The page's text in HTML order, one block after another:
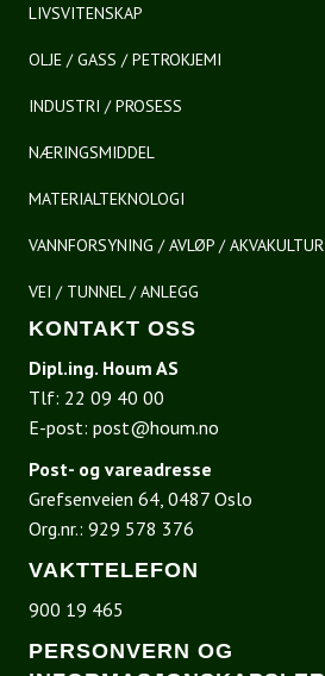
LIVSVITENSKAP
OLJE / GASS / PETROKJEMI
INDUSTRI / PROSESS
NÆRINGSMIDDEL
MATERIALTEKNOLOGI
VANNFORSYNING / AVLØP / AKVAKULTUR
VEI / TUNNEL / ANLEGG
KONTAKT OSS
Dipl.ing. Houm AS
Tlf: 22 09 40 00
E-post: post@houm.no
Post- og vareadresse
Grefsenveien 64, 0487 Oslo
Org.nr.: 929 578 376
VAKTTELEFON
900 19 465
PERSONVERN OG